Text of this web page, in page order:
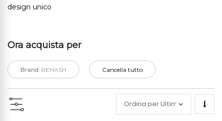
design unico
Ora acquista per
Brand: REHASH Cancella tutto